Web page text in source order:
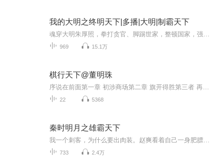
我的大明之终明天下|多播|大明|制霸天下
969 15.1万
棋行天下@董明珠
22 5368
秦时明月之雄霸天下
733 2.4万